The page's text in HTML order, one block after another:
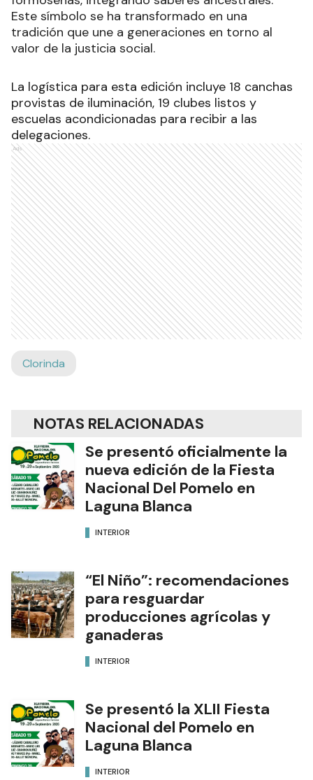
Este símbolo se ha transformado en una
tradición que une a generaciones en torno al
valor de la justicia social.
La logística para esta edición incluye 18 canchas
provistas de iluminación, 19 clubes listos y
escuelas acondicionadas para recibir a las
delegaciones.
Ads
Clorinda
NOTAS RELACIONADAS
Se presentó oficialmente la
nueva edición de la Fiesta
Nacional Del Pomelo en
Laguna Blanca
INTERIOR
“El Niño”: recomendaciones
para resguardar
producciones agrícolas y
ganaderas
INTERIOR
Se presentó la XLII Fiesta
Nacional del Pomelo en
Laguna Blanca
INTERIOR